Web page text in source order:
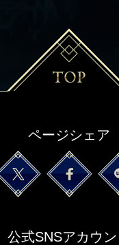
ページシェア
公式SNSアカウ